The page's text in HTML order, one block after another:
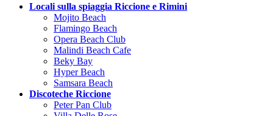
Locali sulla spiaggia Riccione e Rimini
Mojito Beach
Flamingo Beach
Opera Beach Club
Malindi Beach Cafe
Beky Bay
Hyper Beach
Samsara Beach
Discoteche Riccione
Peter Pan Club